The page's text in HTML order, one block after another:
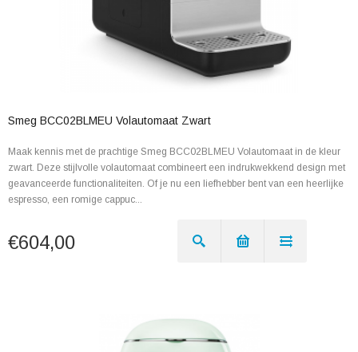
Smeg BCC02BLMEU Volautomaat Zwart
Maak kennis met de prachtige Smeg BCC02BLMEU Volautomaat in de kleur
zwart. Deze stijlvolle volautomaat combineert een indrukwekkend design met
geavanceerde functionaliteiten. Of je nu een liefhebber bent van een heerlijke
espresso, een romige cappuc...
€604,00